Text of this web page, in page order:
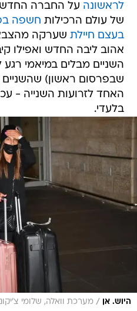
בעצם חיילתשערקה
אהוב ליבה החדש ואפילו
השניים מבלים במיאמי
שבפרסום ראשון) שהשניים
האחד לזרועות השנייה -
בלעדי.
מערכת וואלה, שלומי
הפעם, לא מדובר בתמונות
המסלסל, אם כי של